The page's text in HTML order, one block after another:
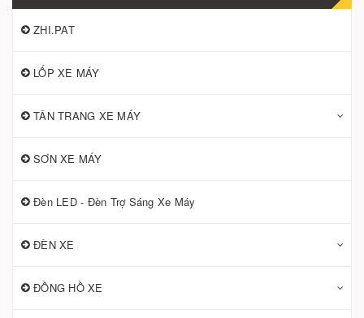
ZHI.PAT
LỐP XE MÁY
TÂN TRANG XE MÁY
SƠN XE MÁY
Đèn LED - Đèn Trợ Sáng Xe Máy
ĐÈN XE
ĐỒNG HỒ XE